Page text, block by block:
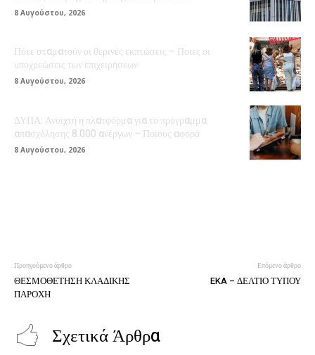
8 Αυγούστου, 2026
Πότε σταματούν οι θερινές εκπτώσεις – Ποιες οι
υποχρεώσεις των επιχειρήσεων
8 Αυγούστου, 2026
ΔΥΠΑ: Ανοιχτή η πλατφόρμα για το πρόγραμμα
απασχόλησης 8.000 ανέργων – Ποιους αφορά
8 Αυγούστου, 2026
Προηγούμενο άρθρο
ΘΕΣΜΟΘΕΤΗΣΗ ΚΛΑΔΙΚΗΣ
ΠΑΡΟΧΗ
Επόμενο άρθρο
EKA – ΔΕΛΤΙΟ ΤΥΠΟΥ
Σχετικά Άρθρα